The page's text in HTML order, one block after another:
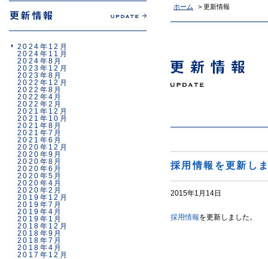
2024年12月
2024年11月
2024年8月
2023年12月
2023年8月
2022年12月
2022年8月
2022年4月
2022年2月
2021年12月
2021年10月
2021年8月
2021年7月
2021年6月
2020年12月
2020年9月
2020年8月
2020年6月
2020年5月
2020年4月
2020年2月
2019年12月
2019年7月
2019年4月
2019年1月
2018年12月
2018年9月
2018年7月
2018年4月
2017年12月
ホーム > 更新情報
採用情報を更新し
2015年1月14日
採用情報を更新しました。